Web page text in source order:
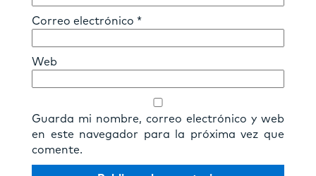
Correo electrónico *
Web
Guarda mi nombre, correo electrónico y web
en este navegador para la próxima vez que
comente.